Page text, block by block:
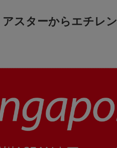
スターからエチレ